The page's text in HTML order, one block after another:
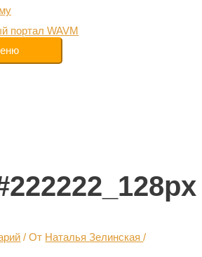
/ От Наталья Зелинская/